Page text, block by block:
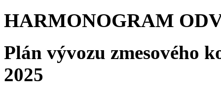
HARMONOGRAM
Plán vývozu zmesového
2025